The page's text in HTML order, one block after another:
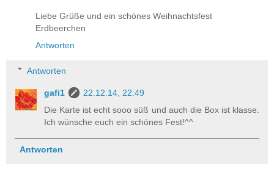
Liebe Grüße und ein schönes Weihnachtsfest
Erdbeerchen
Antworten
Antworten
gafi1
22.12.14, 22:49
Die Karte ist echt sooo süß und auch die Box ist klasse.
Ich wünsche euch ein schönes Fest!^^
Antworten